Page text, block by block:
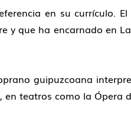
en su currículo.
y que ha encarnado en
guipuzcoana
teatros como la Ópera